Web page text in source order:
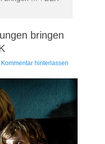
bringen
Kommentar hinterlassen